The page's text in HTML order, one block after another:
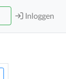
Inloggen